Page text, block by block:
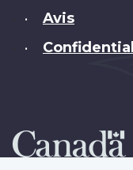
• Avis
•